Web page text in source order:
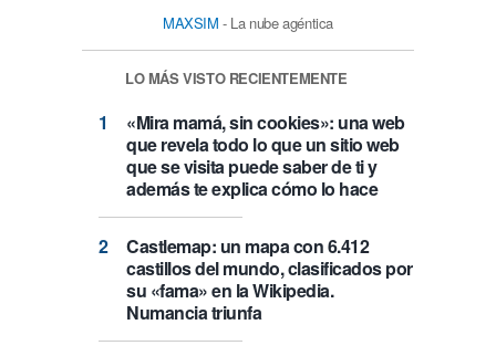
MAXSIM - La nube agéntica
LO MÁS VISTO RECIENTEMENTE
«Mira mamá, sin cookies»: una web
que revela todo lo que un sitio web
que se visita puede saber de ti y
además te explica cómo lo hace
Castlemap: un mapa con 6.412
castillos del mundo, clasificados por
su «fama» en la Wikipedia.
Numancia triunfa